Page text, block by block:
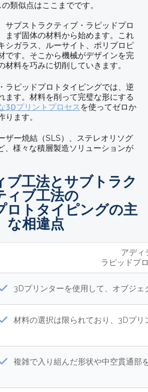
類似点はここまでです。
サブストラクティブ・ラピッドプロ
まず固体の材料から始めます。これ
シガラス、ルーサイト、ポリプロピ
です。そこから機械がデザインを完
材料を巧みに切削していきます。
ラピッドプロトタイピングでは、逆
ます。材料を削って完璧な形にする
3Dプリントプロセス を使ってゼロか
ります。
ザー焼結（SLS）、ステレオリソグ
、様々な積層製造ソリューションが
ブ工法とサブトラク
ィブ工法の
ロトタイピングの主
な相違点
アディ
ラピッドプ
3Dプリンターを使用して、オブジ
材料の選択は限られており、3Dプ
複雑で入り組んだ形状や中空貫通部